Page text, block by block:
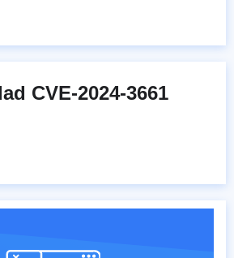
CVE-2024-3661